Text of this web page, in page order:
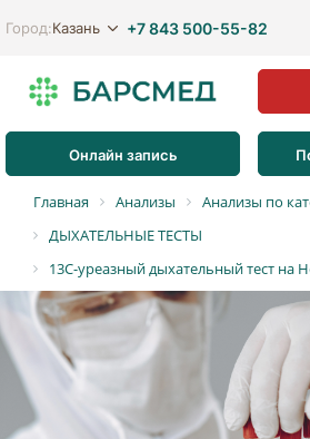
Город:Казань +7 843 500-55-82
Онлайн запись
Главная Анализы
Анализы по
ДЫХАТЕЛЬНЫЕ ТЕСТЫ
13С-уреазный дыхательный тест на